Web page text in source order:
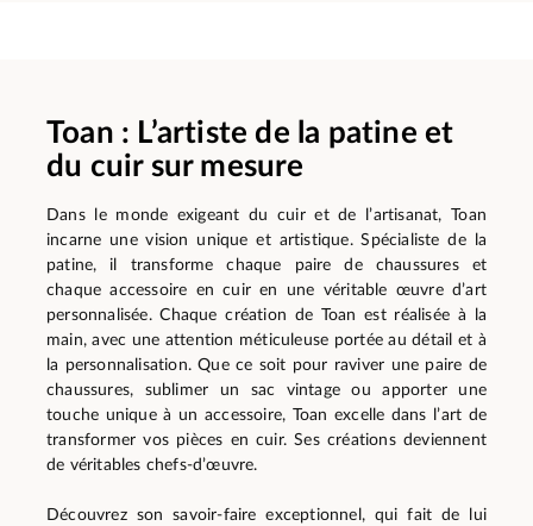
Toan : L’artiste de la patine et
du cuir sur mesure
Dans le monde exigeant du cuir et de l’artisanat, Toan
incarne une vision unique et artistique. Spécialiste de la
patine, il transforme chaque paire de chaussures et
chaque accessoire en cuir en une véritable œuvre d’art
personnalisée. Chaque création de Toan est réalisée à la
main, avec une attention méticuleuse portée au détail et à
la personnalisation. Que ce soit pour raviver une paire de
chaussures, sublimer un sac vintage ou apporter une
touche unique à un accessoire, Toan excelle dans l’art de
transformer vos pièces en cuir. Ses créations deviennent
de véritables chefs-d’œuvre.
Découvrez son savoir-faire exceptionnel, qui fait de lui